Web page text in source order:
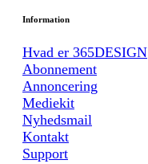
Information
Hvad er 365DESIGN
Abonnement
Annoncering
Mediekit
Nyhedsmail
Kontakt
Support